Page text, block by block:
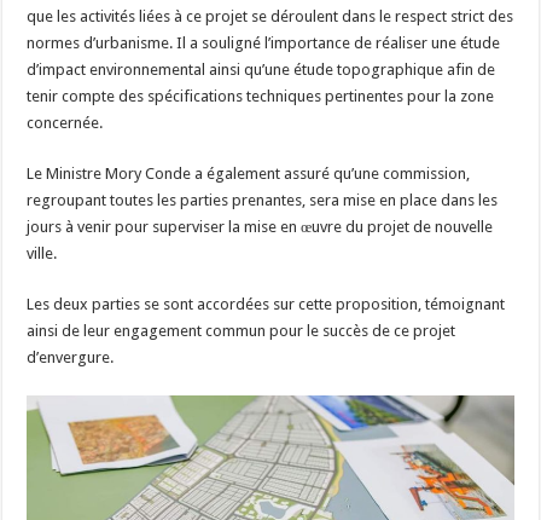
que les activités liées à ce projet se déroulent dans le respect strict des
normes d’urbanisme. Il a souligné l’importance de réaliser une étude
d’impact environnemental ainsi qu’une étude topographique afin de
tenir compte des spécifications techniques pertinentes pour la zone
concernée.
Le Ministre Mory Conde a également assuré qu’une commission,
regroupant toutes les parties prenantes, sera mise en place dans les
jours à venir pour superviser la mise en œuvre du projet de nouvelle
ville.
Les deux parties se sont accordées sur cette proposition, témoignant
ainsi de leur engagement commun pour le succès de ce projet
d’envergure.